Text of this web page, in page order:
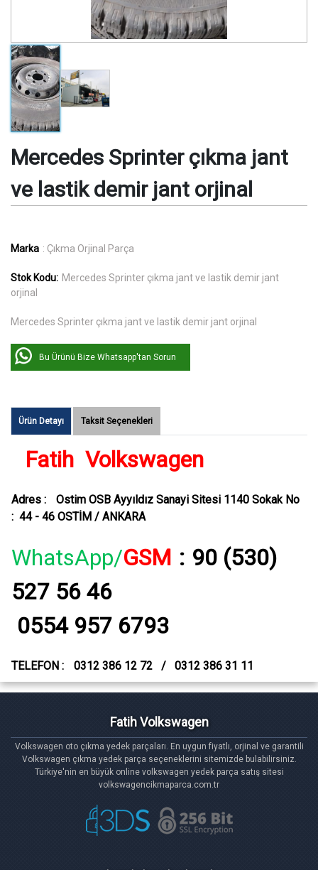
Mercedes Sprinter çıkma jant
ve lastik demir jant orjinal
Marka : Çıkma Orjinal Parça
Stok Kodu: Mercedes Sprinter çıkma jant ve lastik demir jant
orjinal
Mercedes Sprinter çıkma jant ve lastik demir jant orjinal
Bu Ürünü Bize Whatsapp'tan Sorun
Ürün Detayı Taksit Seçenekleri
Fatih Volkswagen
Adres :
Ostim OSB Ayyıldız Sanayi Sitesi 1140 Sokak No
: 44 - 46 OSTİM / ANKARA
WhatsApp/GSM : 90 (530)
527 56 46
0554 957 6793
TELEFON : 0312 386 12 72 / 0312 386 31 11
Fatih Volkswagen
Volkswagen oto çıkma yedek parçaları. En uygun fiyatlı, orjinal ve garantili
Volkswagen çıkma yedek parça seçeneklerini sitemizde bulabilirsiniz.
Türkiye'nin en büyük online volkswagen yedek parça satış sitesi
volkswagencikmaparca.com.tr